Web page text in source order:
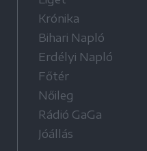
Krónika
Bihari Napló
Erdélyi Napló
Főtér
Nőileg
Rádió GaGa
Jóállás